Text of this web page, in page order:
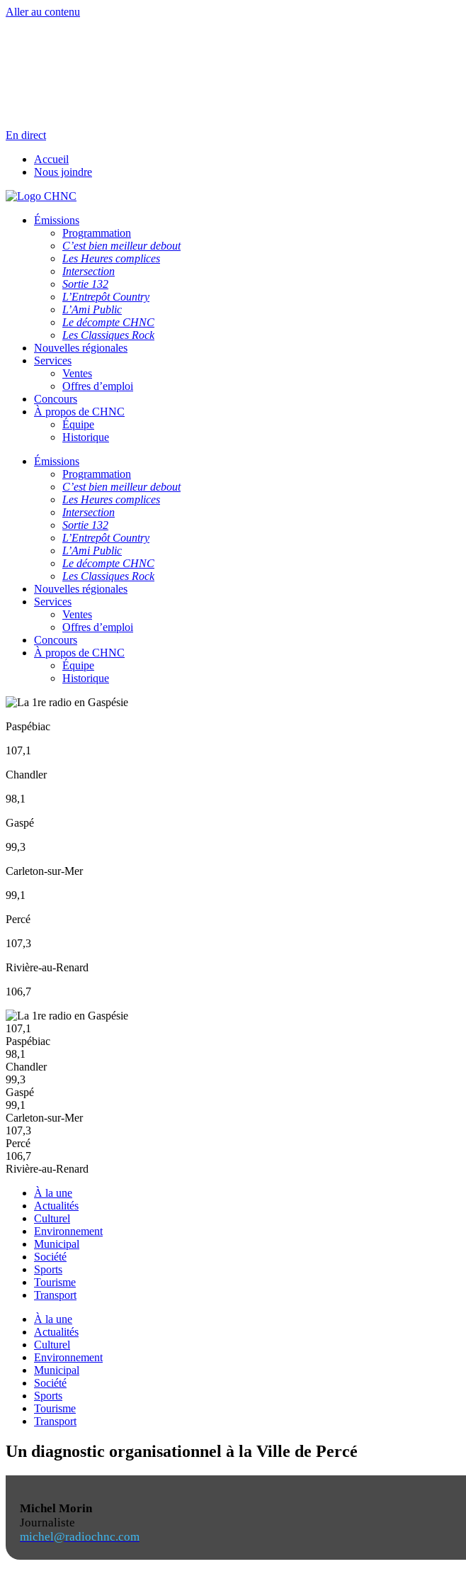
Aller au contenu
En direct
Accueil
Nous joindre
Émissions
Programmation
C’est bien meilleur debout
Les Heures complices
Intersection
Sortie 132
L’Entrepôt Country
L’Ami Public
Le décompte CHNC
Les Classiques Rock
Nouvelles régionales
Services
Ventes
Offres d’emploi
Concours
À propos de CHNC
Équipe
Historique
Émissions
Programmation
C’est bien meilleur debout
Les Heures complices
Intersection
Sortie 132
L’Entrepôt Country
L’Ami Public
Le décompte CHNC
Les Classiques Rock
Nouvelles régionales
Services
Ventes
Offres d’emploi
Concours
À propos de CHNC
Équipe
Historique
Paspébiac
107,1
Chandler
98,1
Gaspé
99,3
Carleton-sur-Mer
99,1
Percé
107,3
Rivière-au-Renard
106,7
107,1
Paspébiac
98,1
Chandler
99,3
Gaspé
99,1
Carleton-sur-Mer
107,3
Percé
106,7
Rivière-au-Renard
À la une
Actualités
Culturel
Environnement
Municipal
Société
Sports
Tourisme
Transport
À la une
Actualités
Culturel
Environnement
Municipal
Société
Sports
Tourisme
Transport
Un diagnostic organisationnel à la Ville de Percé
Michel Morin
Journaliste
michel@radiochnc.com